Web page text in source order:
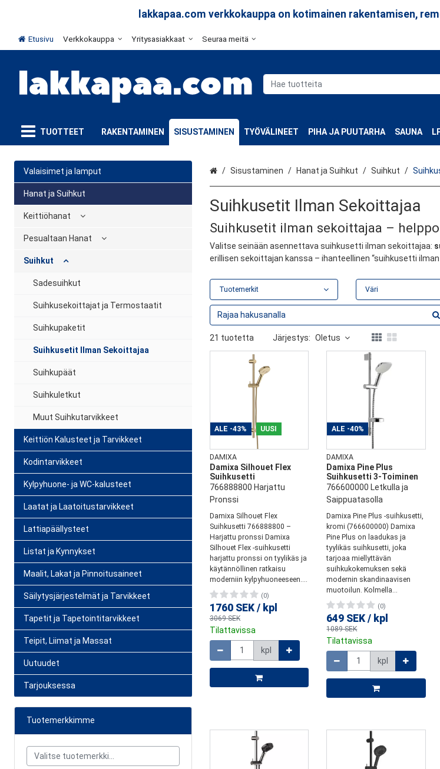
lakkapaa.com verkkokauppa on kotimainen rakentamisen,
Etusivu Verkkokauppa Yritysasiakkaat Seuraa meitä
TUOTTEET RAKENTAMINEN SISUSTAMINEN TYÖVÄLINEET PIHA JA PUUTARHA SAUNA
Valaisimet ja lamput
Hanat ja Suihkut
Keittiöhanat
Pesualtaan Hanat
Suihkut
Sadesuihkut
Suihkusekoittajat ja Termostaatit
Suihkupaketit
Suihkusetit Ilman Sekoittajaa
Suihkupäät
Suihkuletkut
Muut Suihkutarvikkeet
Keittiön Kalusteet ja Tarvikkeet
Kodintarvikkeet
Kylpyhuone- ja WC-kalusteet
Laatat ja Laatoitustarvikkeet
Lattiapäällysteet
Listat ja Kynnykset
Maalit, Lakat ja Pinnoitusaineet
Säilytysjärjestelmät ja Tarvikkeet
Tapetit ja Tapetointitarvikkeet
Teipit, Liimat ja Massat
Uutuudet
Tarjouksessa
Tuotemerkkimme
EtusivuSisustaminen Hanat ja Suihkut Suihkut
Suihkusetit Ilman Sekoittajaa
Suihkusetit ilman sekoittajaa –
Valitse seinään asennettava suihkusetti ilman sekoittajaa:
erillisen sekoittajan kanssa – ihanteellinen “suihkusetti
ALE -43% UUSI
DAMIXA
Damixa Silhouet Flex
Suihkusetti
766888800 Harjattu
Pronssi
Damixa Silhouet Flex
Suihkusetti 766888800 –
Harjattu pronssi Damixa
Silhouet Flex -suihkusetti
harjattu pronssi on tyylikäs ja
käytännöllinen ratkaisu
moderniin kylpyhuoneeseen....
(0)
1760 SEK / kpl
3069 SEK
Tilattavissa
Määrä
kpl
ALE -40%
DAMIXA
Damixa Pine Plus
Suihkusetti 3-Toiminen
766600000 Letkulla ja
Saippuatasolla
Damixa Pine Plus -suihkusetti,
kromi (766600000) Damixa
Pine Plus on laadukas ja
tyylikäs suihkusetti, joka
tarjoaa miellyttävän
suihkukokemuksen sekä
modernin skandinaavisen
muotoilun. Kolmella...
(0)
649 SEK / kpl
1089 SEK
Tilattavissa
Määrä
kpl
Tuotemerkit Väri
21 tuotetta Järjestys: Oletus